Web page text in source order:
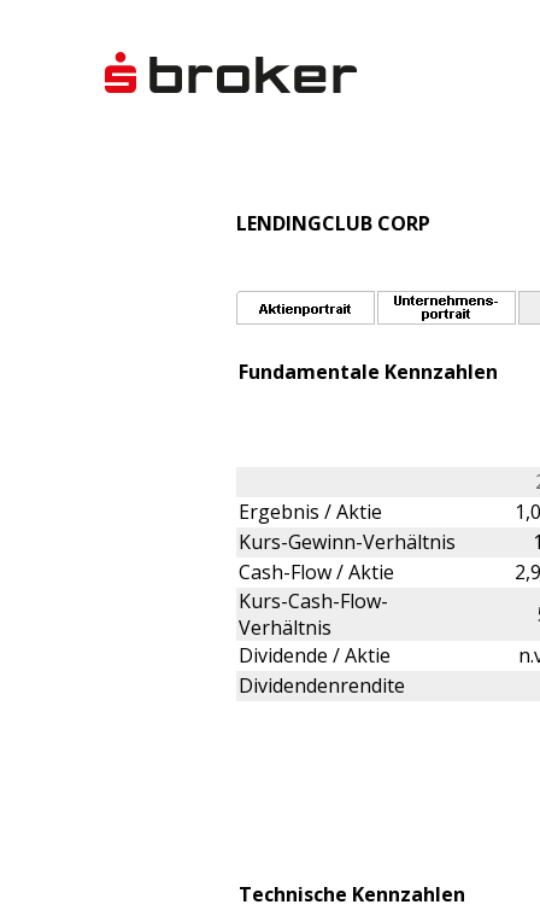
LENDINGCLUB CORP
Fundamentale Kennzahlen
Ergebnis / Aktie
Kurs-Gewinn-Verhältnis
Cash-Flow / Aktie
Kurs-Cash-Flow-
Verhältnis
Dividende / Aktie
Dividendenrendite
Technische Kennzahlen